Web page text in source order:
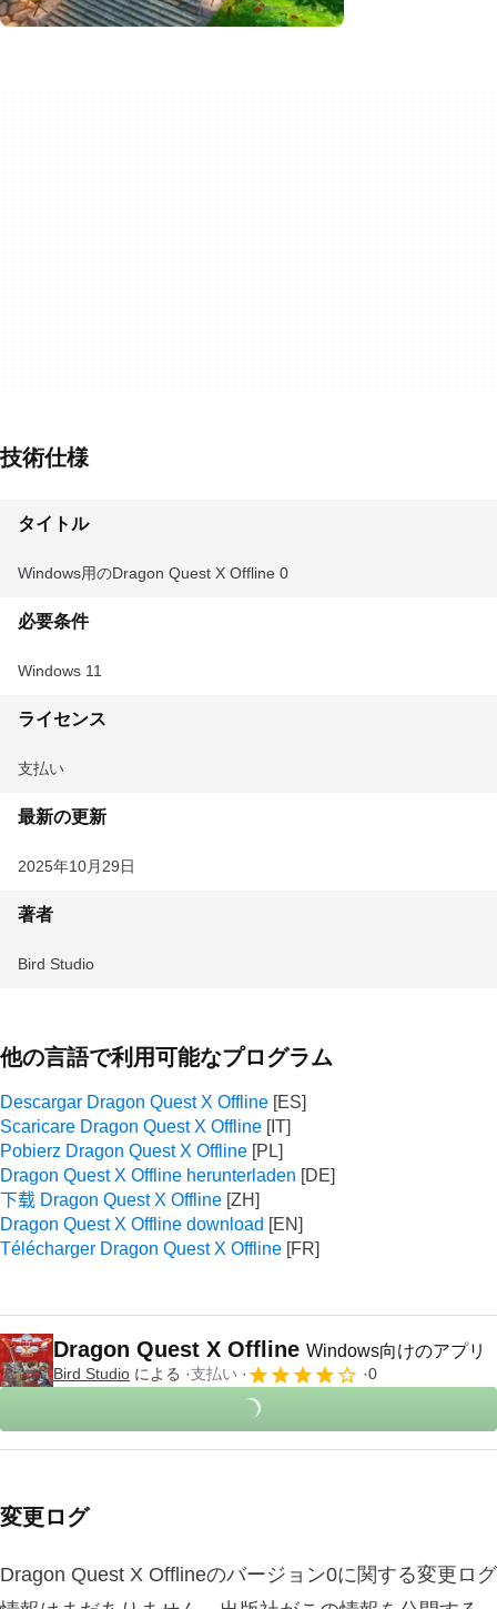
技術仕様
タイトル
Windows用のDragon Quest X Offline 0
必要条件
Windows 11
ライセンス
支払い
最新の更新
2025年10月29日
著者
Bird Studio
他の言語で利用可能なプログラム
Descargar Dragon Quest X Offline
Scaricare Dragon Quest X Offline
Pobierz Dragon Quest X Offline
Dragon Quest X Offline herunterladen
下载 Dragon Quest X Offline
Dragon Quest X Offline download
Télécharger Dragon Quest X Offline
Dragon Quest X Offline Windows向けのアプリ
Bird Studio による 支払い 0
変更ログ
Dragon Quest X Offlineのバージョン0に関する変更ログ